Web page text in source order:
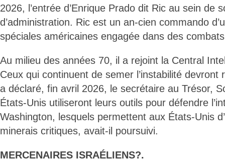
2026, l’entrée d’Enrique Prado dit Ric au sein de
d’administration. Ric est un an-cien commando
spéciales américaines engagée dans des
Au milieu des années 70, il a rejoint la Central
Ceux qui continuent de semer l’instabilité devront
a déclaré, fin avril 2026, le secrétaire au Trésor,
États-Unis utiliseront leurs outils pour défendre
Washington, lesquels permettent aux États-Unis
minerais critiques, avait-il poursuivi.
MERCENAIRES ISRAÉLIENS?.